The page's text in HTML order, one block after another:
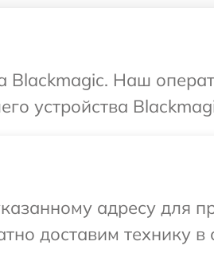
Blackmagic. Наш
устройства
адресу для
доставим технику в